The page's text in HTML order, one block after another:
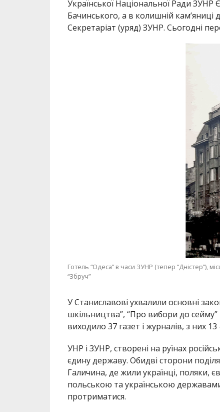
Української Національної Ради
Бачинського, а в колишній
Секретаріат (уряд) ЗУНР. Сьогодні
Готель “Одеса” в часи ЗУНР (тепер “Дністер”),
“Збруч”
У Станиславові ухвалили основні
шкільництва”, “Про вибори до сейму”
виходило 37 газет і журналів, з них 13
УНР і ЗУНР, створені на руїнах
єдину державу. Обидві сторони
Галичина, де жили українці, поляки,
польською та українською
протриматися.